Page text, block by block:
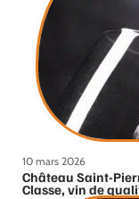
10 mars 2026
Château Saint-
Classe, vin de